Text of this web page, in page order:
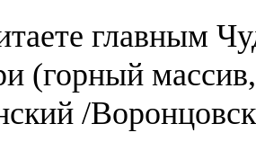
главным
(горный
/